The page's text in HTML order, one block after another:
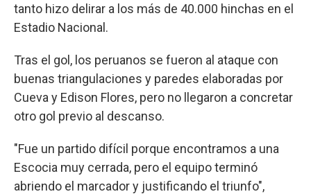
tanto hizo delirar a los más de 40.000 hinchas en el
Estadio Nacional.
Tras el gol, los peruanos se fueron al ataque con
buenas triangulaciones y paredes elaboradas por
Cueva y Edison Flores, pero no llegaron a concretar
otro gol previo al descanso.
"Fue un partido difícil porque encontramos a una
Escocia muy cerrada, pero el equipo terminó
abriendo el marcador y justificando el triunfo",